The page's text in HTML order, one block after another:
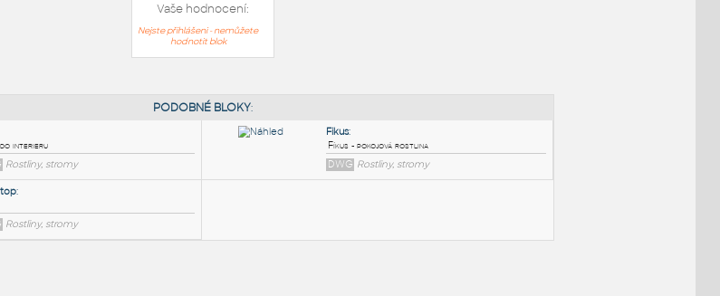
Vaše hodnocení:
Nejste přihlášeni - nemůžete
hodnotit blok